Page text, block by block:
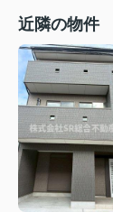
近隣の物件